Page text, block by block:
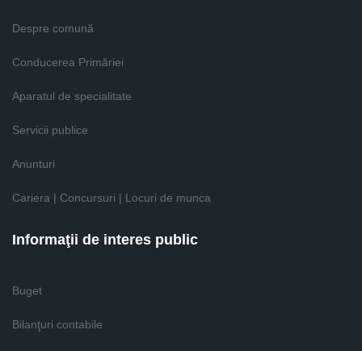
Despre comună
Conducerea Primăriei
Aparatul de specialitate
Servicii publice
Anunturi
Cariera | Concursuri | Locuri de munca
Informaţii de interes public
Buget
Bilanţuri contabile